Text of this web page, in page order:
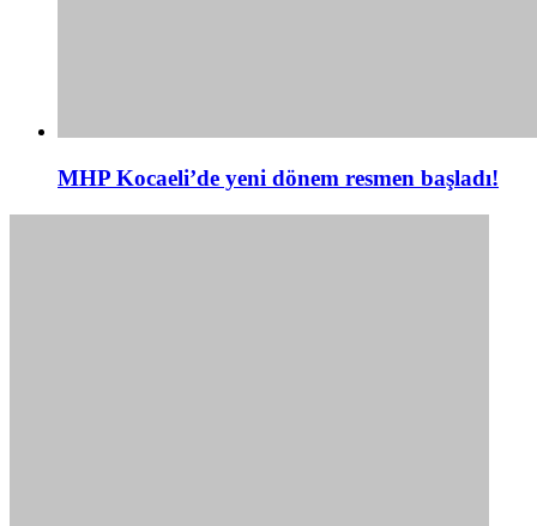
MHP Kocaeli’de yeni dönem resmen başladı!